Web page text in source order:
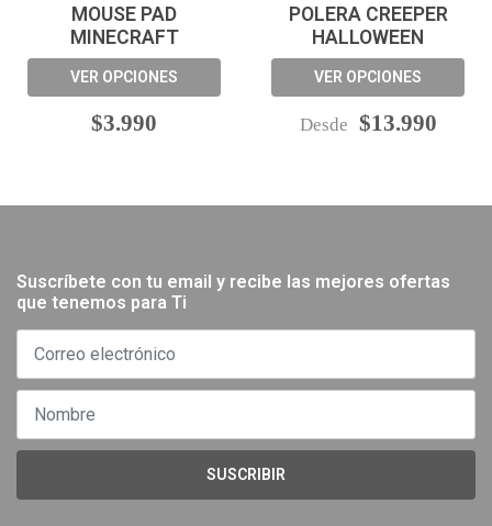
MOUSE PAD
MINECRAFT
VER OPCIONES
$3.990
POLERA CREEPER
HALLOWEEN
VER OPCIONES
Desde $13.990
Suscríbete con tu email y recibe las mejores ofertas
que tenemos para Ti
SUSCRIBIR